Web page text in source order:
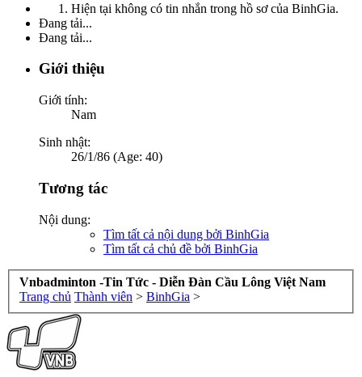
Hiện tại không có tin nhắn trong hồ sơ của BinhGia.
Đang tải...
Đang tải...
Giới thiệu
Giới tính:
Nam
Sinh nhật:
26/1/86 (Age: 40)
Tương tác
Nội dung:
Tìm tất cả nội dung bởi BinhGia
Tìm tất cả chủ đề bởi BinhGia
Vnbadminton -Tin Tức - Diễn Đàn Cầu Lông Việt Nam
Trang chủ Thành viên > BinhGia >